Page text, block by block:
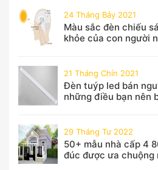
24 Tháng Bảy 2021
Màu sắc đèn chiếu
khỏe của con người
21 Tháng Chín 2021
Đèn tuýp led bán
những điều bạn nên
29 Tháng Tư 2022
50+ mẫu nhà cấp 4
đúc được ưa chuộng